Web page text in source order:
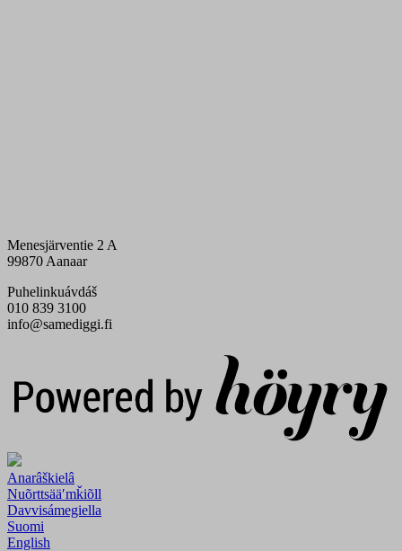
Menesjärventie 2 A
99870 Aanaar
Puhelinkuávdáš
010 839 3100
info@samediggi.fi
Anarâškielâ
Nuõrttsääʹmǩiõll
Davvisámegiella
Suomi
English